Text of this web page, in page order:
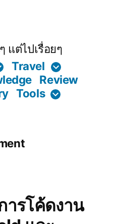
แต่ไปเรื่อยๆ
Travel
Review
Tools
ารโค้ดงาน